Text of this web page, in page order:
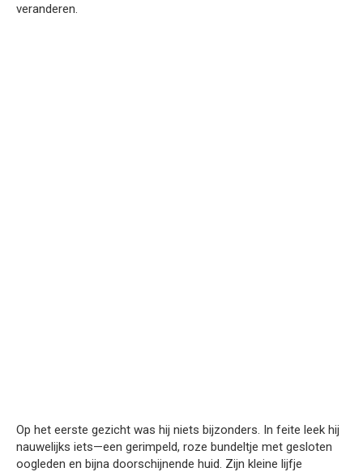
veranderen.
Op het eerste gezicht was hij niets bijzonders. In feite leek hij
nauwelijks iets—een gerimpeld, roze bundeltje met gesloten
oogleden en bijna doorschijnende huid. Zijn kleine lijfje